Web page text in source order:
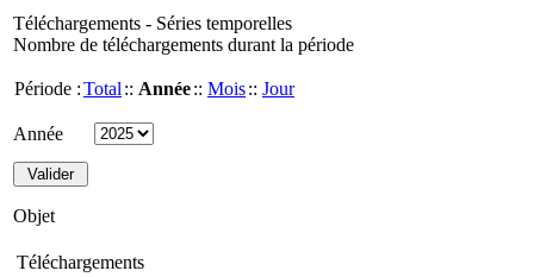
Téléchargements - Séries temporelles
Nombre de téléchargements durant la période
Période :Total :: Année:: Mois:: Jour
Année
Objet
Téléchargements